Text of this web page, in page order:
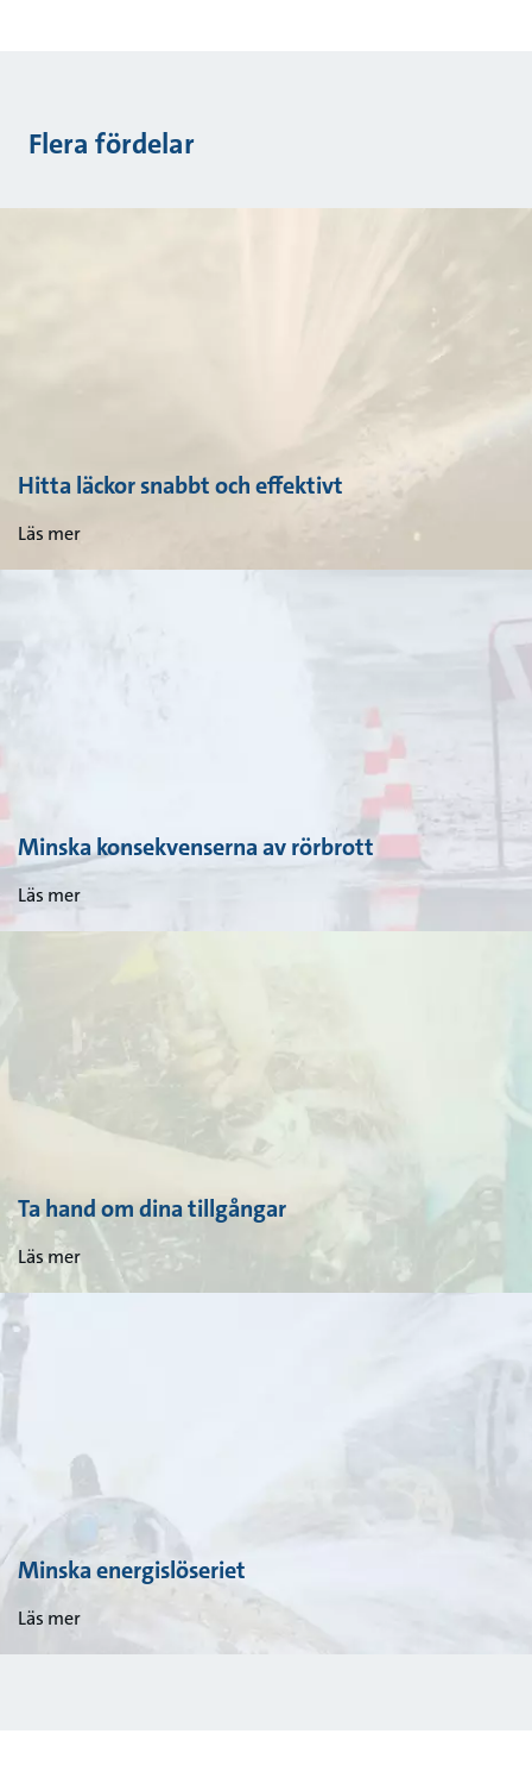
Flera fördelar
Hitta läckor snabbt och effektivt
Läs mer
Minska konsekvenserna av rörbrott
Läs mer
Ta hand om dina tillgångar
Läs mer
Minska energislöseriet
Läs mer